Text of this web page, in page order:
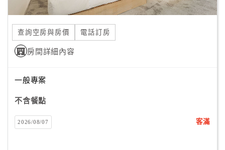
查詢空房與房價 電話訂房
房間詳細內容
一般專案
不含餐點
2026/08/07 客滿